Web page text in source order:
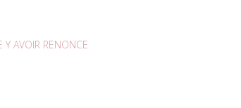
Y AVOIR RENONCE